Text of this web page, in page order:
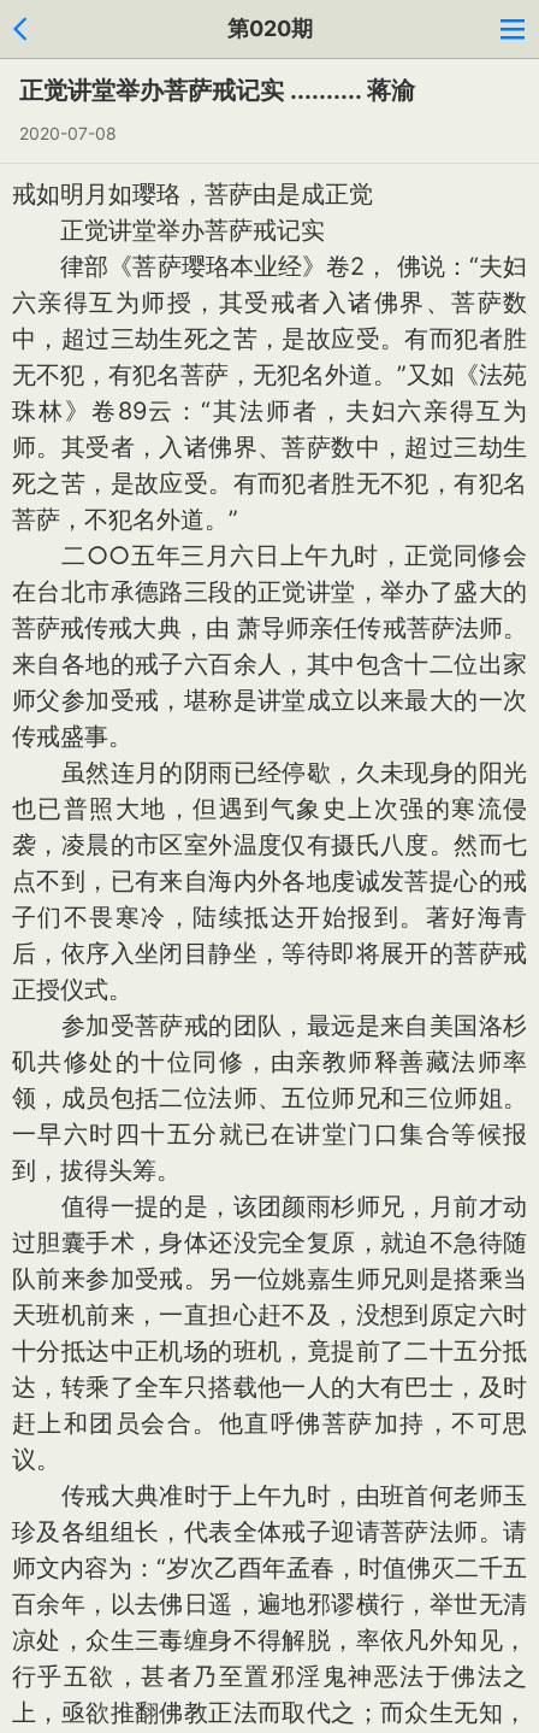
第020期
正觉讲堂举办菩萨戒记实 .......... 蒋渝
2020-07-08
戒如明月如璎珞，菩萨由是成正觉
正觉讲堂举办菩萨戒记实
律部《菩萨璎珞本业经》卷2， 佛说：“夫妇
六亲得互为师授，其受戒者入诸佛界、菩萨数
中，超过三劫生死之苦，是故应受。有而犯者胜
无不犯，有犯名菩萨，无犯名外道。”又如《法苑
珠林》卷89云：“其法师者，夫妇六亲得互为
师。其受者，入诸佛界、菩萨数中，超过三劫生
死之苦，是故应受。有而犯者胜无不犯，有犯名
菩萨，不犯名外道。”
二○○五年三月六日上午九时，正觉同修会
在台北市承德路三段的正觉讲堂，举办了盛大的
菩萨戒传戒大典，由 萧导师亲任传戒菩萨法师。
来自各地的戒子六百余人，其中包含十二位出家
师父参加受戒，堪称是讲堂成立以来最大的一次
传戒盛事。
虽然连月的阴雨已经停歇，久未现身的阳光
也已普照大地，但遇到气象史上次强的寒流侵
袭，凌晨的市区室外温度仅有摄氏八度。然而七
点不到，已有来自海内外各地虔诚发菩提心的戒
子们不畏寒冷，陆续抵达开始报到。著好海青
后，依序入坐闭目静坐，等待即将展开的菩萨戒
正授仪式。
参加受菩萨戒的团队，最远是来自美国洛杉
矶共修处的十位同修，由亲教师释善藏法师率
领，成员包括二位法师、五位师兄和三位师姐。
一早六时四十五分就已在讲堂门口集合等候报
到，拔得头筹。
值得一提的是，该团颜雨杉师兄，月前才动
过胆囊手术，身体还没完全复原，就迫不急待随
队前来参加受戒。另一位姚嘉生师兄则是搭乘当
天班机前来，一直担心赶不及，没想到原定六时
十分抵达中正机场的班机，竟提前了二十五分抵
达，转乘了全车只搭载他一人的大有巴士，及时
赶上和团员会合。他直呼佛菩萨加持，不可思
议。
传戒大典准时于上午九时，由班首何老师玉
珍及各组组长，代表全体戒子迎请菩萨法师。请
师文内容为：“岁次乙酉年孟春，时值佛灭二千五
百余年，以去佛日遥，遍地邪谬横行，举世无清
凉处，众生三毒缠身不得解脱，率依凡外知见，
行乎五欲，甚者乃至置邪淫鬼神恶法于佛法之
上，亟欲推翻佛教正法而取代之；而众生无知，